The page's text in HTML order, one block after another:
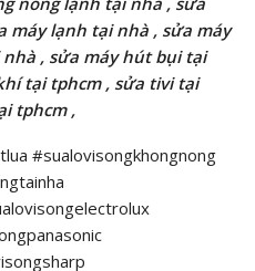
máy lạnh tại nhà , sửa máy
, sửa máy hút bụi tại
tại tphcm , sửa tivi tại
tphcm ,
#sualovisongkhongnong